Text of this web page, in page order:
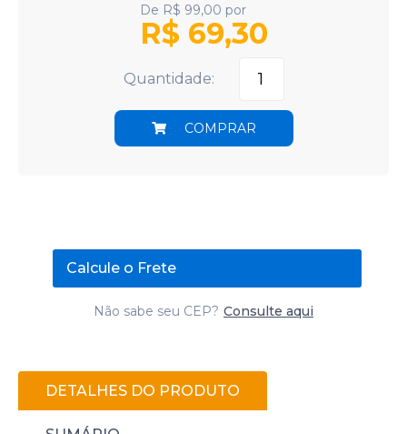
De R$ 99,00 por
R$ 69,30
Quantidade:
COMPRAR
Calcule o Frete
Não sabe seu CEP? Consulte aqui
DETALHES DO PRODUTO